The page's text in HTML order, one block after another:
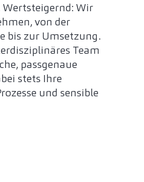
Wir
von der
bis zur Umsetzung.
Team
passgenaue
stets Ihre
und sensible